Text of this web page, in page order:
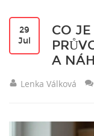
29
Jul
CO
A
Lenka Válková